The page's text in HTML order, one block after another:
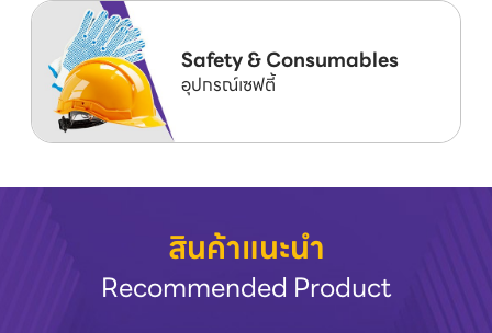
Safety & Consumables
อุปกรณ์เซฟตี้
สินค้าแนะนำ
Recommended Product